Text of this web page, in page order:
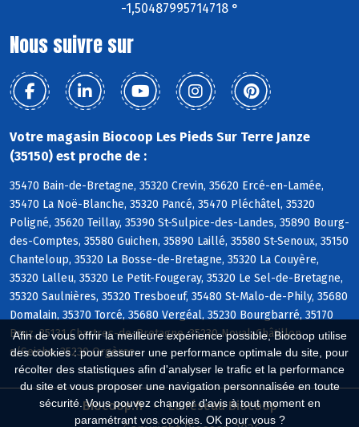
Afin de vous offrir la meilleure expérience possible, Biocoop utilise
des cookies : pour assurer une performance optimale du site, pour
récolter des statistiques afin d'analyser le trafic et la performance
du site et vous proposer une navigation personnalisée en toute
sécurité. Vous pouvez changer d'avis à tout moment en
paramétrant vos cookies. OK pour vous ?
-1,50487995714718 °
Nous suivre sur
Votre magasin Biocoop Les Pieds Sur Terre Janze
(35150) est proche de :
35470 Bain-de-Bretagne, 35320 Crevin, 35620 Ercé-en-Lamée,
35470 La Noë-Blanche, 35320 Pancé, 35470 Pléchâtel, 35320
Poligné, 35620 Teillay, 35390 St-Sulpice-des-Landes, 35890 Bourg-
des-Comptes, 35580 Guichen, 35890 Laillé, 35580 St-Senoux, 35150
Chanteloup, 35320 La Bosse-de-Bretagne, 35320 La Couyère,
35320 Lalleu, 35320 Le Petit-Fougeray, 35320 Le Sel-de-Bretagne,
35320 Saulnières, 35320 Tresboeuf, 35480 St-Malo-de-Phily, 35680
Domalain, 35370 Torcé, 35680 Vergéal, 35230 Bourgbarré, 35170
Bruz, 35131 Chartres-de-Bretagne, 35230 Noyal-Châtillon
s/Seiche, 35230 Orgères
Biocoop.fr
Le réseau Biocoop